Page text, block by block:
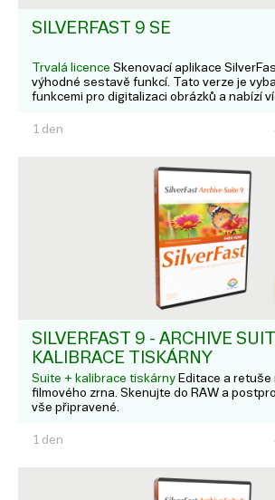
SILVERFAST 9 SE
Trvalá licence Skenovací aplikace
výhodné sestavě funkcí. Tato verze je
funkcemi pro digitalizaci obrázků a nabízí
inteligentní automatikou SilverFast. O...
1 den
SILVERFAST 9 - ARCHIVE
KALIBRACE TISKÁRNY
Suite + kalibrace tiskárny Editace a retuše
filmového zrna. Skenujte do RAW a
vše připravené.
1 den